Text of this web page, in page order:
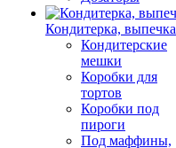
Кондитерка, выпечка
Кондитерские
мешки
Коробки для
тортов
Коробки под
пироги
Под маффины,